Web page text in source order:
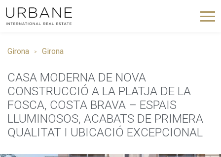
Girona Girona
CASA MODERNA DE NOVA
CONSTRUCCIÓ A LA PLATJA DE LA
FOSCA, COSTA BRAVA – ESPAIS
LLUMINOSOS, ACABATS DE PRIMERA
QUALITAT I UBICACIÓ EXCEPCIONAL